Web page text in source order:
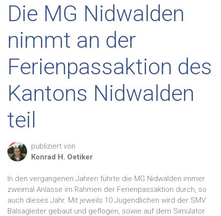
Die MG Nidwalden
nimmt an der
Ferienpassaktion des
Kantons Nidwalden
teil
publiziert von
Konrad H. Oetiker
In den vergangenen Jahren führte die MG Nidwalden immer
zweimal Anlässe im Rahmen der Ferienpassaktion durch, so
auch dieses Jahr. Mit jeweils 10 Jugendlichen wird der SMV
Balsagleiter gebaut und geflogen, sowie auf dem Simulator